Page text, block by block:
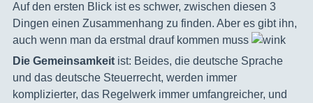
‍Auf den ersten Blick ist es schwer, zwischen diesen 3
Dingen einen Zusammenhang zu finden. Aber es gibt ihn,
auch wenn man da erstmal drauf kommen muss
Die Gemeinsamkeitist: Beides, die deutsche Sprache
und das deutsche Steuerrecht, werden immer
komplizierter, das Regelwerk immer umfangreicher, und